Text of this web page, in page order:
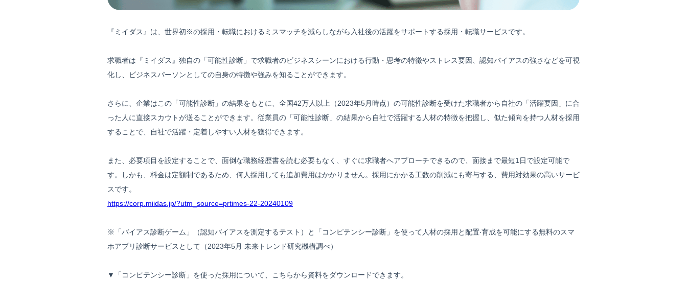
『ミイダス』は、世界初※の採用・転職におけるミスマッチを減らしながら入社後の活躍をサポートする採用・転職サービスです。
求職者は『ミイダス』独自の「可能性診断」で求職者のビジネスシーンにおける行動・思考の特徴やストレス要因、認知バイアスの強さなどを可視
化し、ビジネスパーソンとしての自身の特徴や強みを知ることができます。
さらに、企業はこの「可能性診断」の結果をもとに、全国42万人以上（2023年5月時点）の可能性診断を受けた求職者から自社の「活躍要因」に合
った人に直接スカウトが送ることができます。従業員の「可能性診断」の結果から自社で活躍する人材の特徴を把握し、似た傾向を持つ人材を採用
することで、自社で活躍・定着しやすい人材を獲得できます。
また、必要項目を設定することで、面倒な職務経歴書を読む必要もなく、すぐに求職者へアプローチできるので、面接まで最短1日で設定可能で
す。しかも、料金は定額制であるため、何人採用しても追加費用はかかりません。採用にかかる工数の削減にも寄与する、費用対効果の高いサービ
スです。
https://corp.miidas.jp/?utm_source=prtimes-22-20240109
※「バイアス診断ゲーム」（認知バイアスを測定するテスト）と「コンピテンシー診断」を使って人材の採用と配置‧育成を可能にする無料のスマ
ホアプリ診断サービスとして（2023年5月 未来トレンド研究機構調べ）
▼「コンピテンシー診断」を使った採用について、こちらから資料をダウンロードできます。